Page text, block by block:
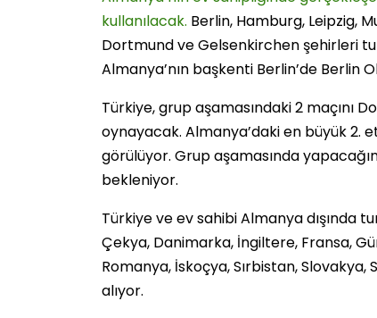
kullanılacak. Berlin, Hamburg, Leipzig,
Dortmund ve Gelsenkirchen şehirleri
Almanya’nın başkenti Berlin’de Berlin
Türkiye, grup aşamasındaki 2 maçını
oynayacak. Almanya’daki en büyük 2.
görülüyor. Grup aşamasında
bekleniyor.
Türkiye ve ev sahibi Almanya dışında
Çekya, Danimarka, İngiltere, Fransa,
Romanya, İskoçya, Sırbistan,
alıyor.